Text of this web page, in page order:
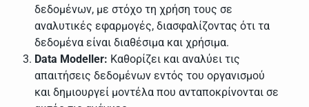
δεδομένων, με στόχο τη χρήση τους σε
αναλυτικές εφαρμογές, διασφαλίζοντας ότι τα
δεδομένα είναι διαθέσιμα και χρήσιμα.
Data Modeller: Καθορίζει και αναλύει τις
απαιτήσεις δεδομένων εντός του οργανισμού
και δημιουργεί μοντέλα που ανταποκρίνονται σε